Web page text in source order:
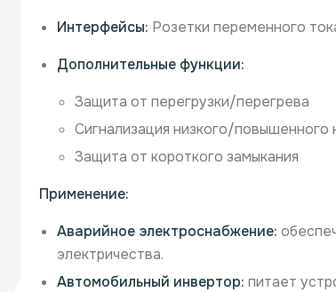
Интерфейсы: Розетки переменного
Дополнительные функции:
Защита от перегрузки/перегрева
Сигнализация низкого/повышенного
Защита от короткого замыкания
Применение:
Аварийное электроснабжение:
электричества.
Автомобильный инвертор: питает